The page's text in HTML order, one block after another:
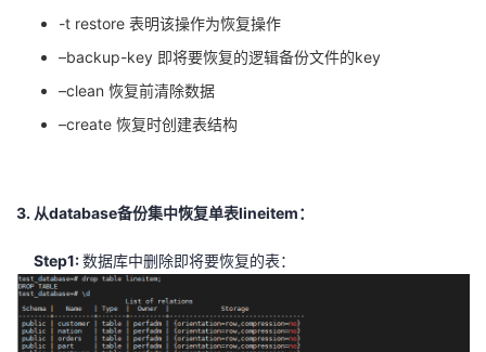
证
实
的
持
建 -t restore 表明该操作为恢复操作
–backup-key 即将要恢复的逻辑备份文件的key
–clean 恢复前清除数据
–create 恢复时创建表结构
3. 从database备份集中恢复单表lineitem：
Step1:数据库中删除即将要恢复的表：